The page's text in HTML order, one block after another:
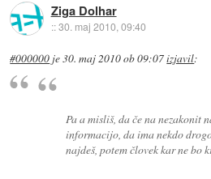
Ziga Dolhar
::30. maj 2010, 09:40
#000000 je30. maj 2010 ob 09:07izjavil:
Pa a misliš, da če na nezakonit
informacijo, da ima nekdo
najdeš, potem človek kar ne bo